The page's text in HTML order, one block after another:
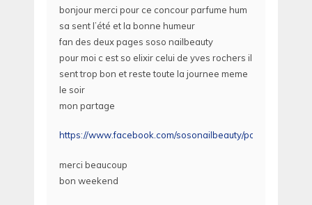
bonjour merci pour ce concour parfume hum
sa sent l’été et la bonne humeur
fan des deux pages soso nailbeauty
pour moi c est so elixir celui de yves rochers il
sent trop bon et reste toute la journee meme
le soir
mon partage
https://www.facebook.com/sosonailbeauty/posts/
merci beaucoup
bon weekend